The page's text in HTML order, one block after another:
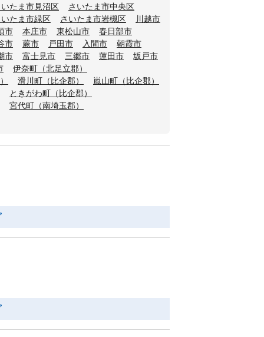
たま市見沼区
さいたま市中央区
たま市緑区
さいたま市岩槻区
川越市
市
本庄市 東松山市
春日部市
市
蕨市 戸田市 入間市
朝霞市
市
富士見市 三郷市 蓮田市
坂戸市
伊奈町（北足立郡）
滑川町（比企郡）
嵐山町（比企郡）
ときがわ町（比企郡）
宮代町（南埼玉郡）